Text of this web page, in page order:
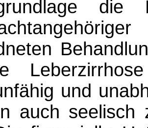
und
auch seelisch